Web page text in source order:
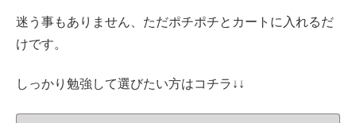
迷う事もありません、ただポチポチとカートに入れるだ
けです。
しっかり勉強して選びたい方はコチラ↓↓